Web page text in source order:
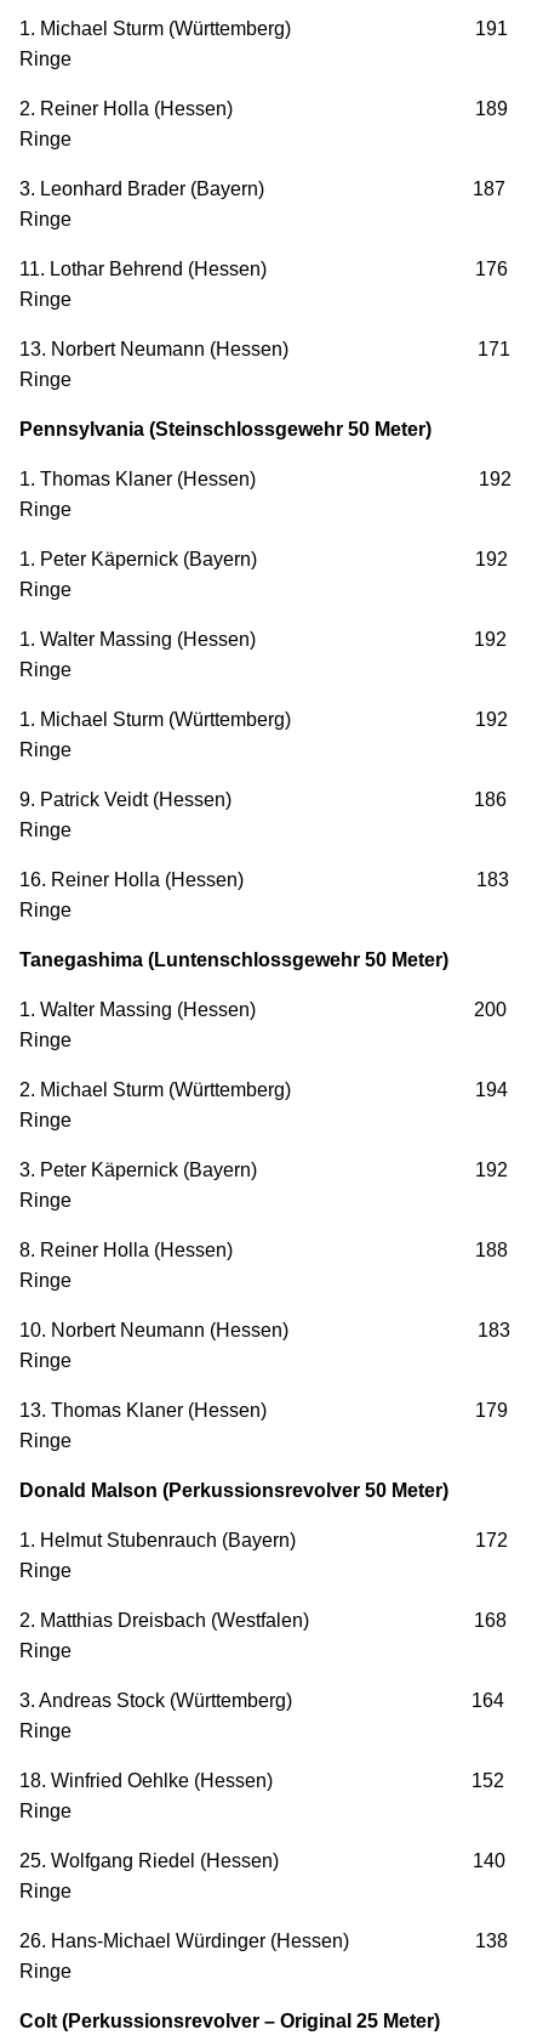
1. Michael Sturm (Württemberg) 191
Ringe
2. Reiner Holla (Hessen) 189
Ringe
3. Leonhard Brader (Bayern) 187
Ringe
11. Lothar Behrend (Hessen) 176
Ringe
13. Norbert Neumann (Hessen) 171
Ringe
Pennsylvania (Steinschlossgewehr 50 Meter)
1. Thomas Klaner (Hessen) 192
Ringe
1. Peter Käpernick (Bayern) 192
Ringe
1. Walter Massing (Hessen) 192
Ringe
1. Michael Sturm (Württemberg) 192
Ringe
9. Patrick Veidt (Hessen) 186
Ringe
16. Reiner Holla (Hessen) 183
Ringe
Tanegashima (Luntenschlossgewehr 50 Meter)
1. Walter Massing (Hessen) 200
Ringe
2. Michael Sturm (Württemberg) 194
Ringe
3. Peter Käpernick (Bayern) 192
Ringe
8. Reiner Holla (Hessen) 188
Ringe
10. Norbert Neumann (Hessen) 183
Ringe
13. Thomas Klaner (Hessen) 179
Ringe
Donald Malson (Perkussionsrevolver 50 Meter)
1. Helmut Stubenrauch (Bayern) 172
Ringe
2. Matthias Dreisbach (Westfalen) 168
Ringe
3. Andreas Stock (Württemberg) 164
Ringe
18. Winfried Oehlke (Hessen) 152
Ringe
25. Wolfgang Riedel (Hessen) 140
Ringe
26. Hans-Michael Würdinger (Hessen) 138
Ringe
Colt (Perkussionsrevolver – Original 25 Meter)